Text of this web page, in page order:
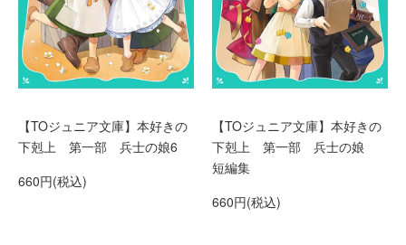
【TOジュニア文庫】本好きの
下剋上 第一部 兵士の娘6
660円(税込)
【TOジュニア文庫】本好きの
下剋上 第一部 兵士の娘
短編集
660円(税込)